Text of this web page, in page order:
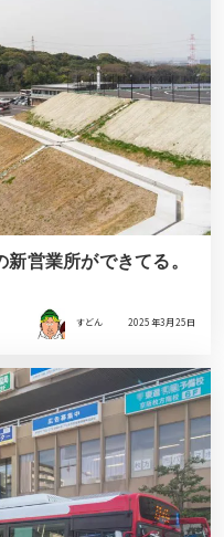
営業所ができてる。
すどん 2025年3月25日